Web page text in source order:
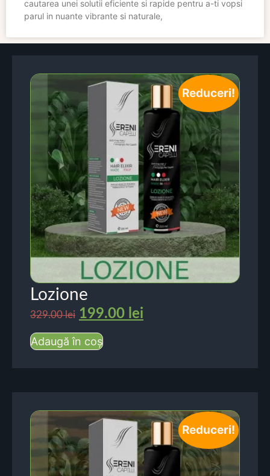
cautarea unei solutii eficiente si rapide pentru a-ti vopsi
parul in nuante vibrante si naturale,
Reduceri!
Lozione
329.00lei 199.00 lei
Adaugă în coș
Reduceri!